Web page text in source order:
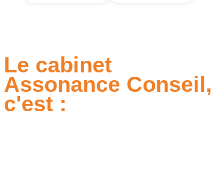
Le cabinet
Assonance Conseil,
c'est :